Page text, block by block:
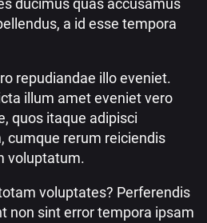
ducimus quas accusamus
a id esse tempora
repudiandae illo eveniet.
illum amet eveniet vero
quos itaque adipisci
cumque rerum reiciendis
voluptatum.
voluptates? Perferendis
non sint error tempora ipsam